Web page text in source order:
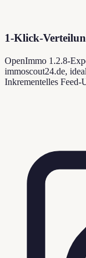
1-Klick-
OpenImmo 1.2.8-
immoscout24.de,
Inkrementelles Feed-